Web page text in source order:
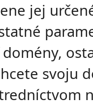
jej
svoju